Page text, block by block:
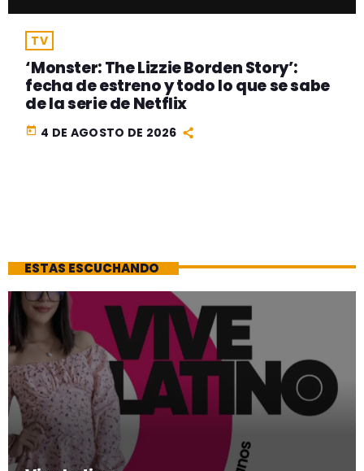
TV
‘Monster: The Lizzie Borden Story’:
fecha de estreno y todo lo que se sabe
de la serie de Netflix
today 4 DE AGOSTO DE 2026
ESTAS ESCUCHANDO